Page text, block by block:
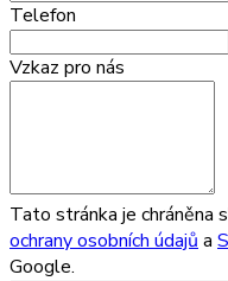
Telefon
Vzkaz pro nás
Tato stránka je chráněna
ochrany osobních údajů a
Google.